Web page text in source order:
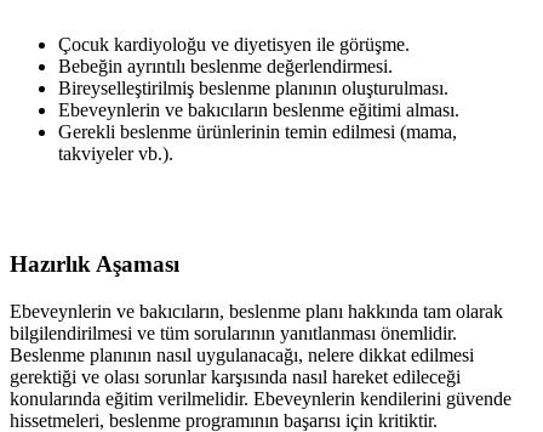
Çocuk kardiyoloğu ve diyetisyen ile görüşme.
Bebeğin ayrıntılı beslenme değerlendirmesi.
Bireyselleştirilmiş beslenme planının oluşturulması.
Ebeveynlerin ve bakıcıların beslenme eğitimi alması.
Gerekli beslenme ürünlerinin temin edilmesi (mama,
takviyeler vb.).
Hazırlık Aşaması
Ebeveynlerin ve bakıcıların, beslenme planı hakkında tam olarak
bilgilendirilmesi ve tüm sorularının yanıtlanması önemlidir.
Beslenme planının nasıl uygulanacağı, nelere dikkat edilmesi
gerektiği ve olası sorunlar karşısında nasıl hareket edileceği
konularında eğitim verilmelidir. Ebeveynlerin kendilerini güvende
hissetmeleri, beslenme programının başarısı için kritiktir.